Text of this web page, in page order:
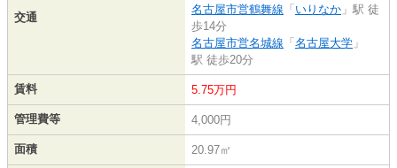
交通
名古屋市営鶴舞線 「 いりなか 」駅 徒
歩14分
名古屋市営名城線 「 名古屋大学 」
駅 徒歩20分
賃料 5.75万円
管理費等 4,000円
面積 20.97㎡